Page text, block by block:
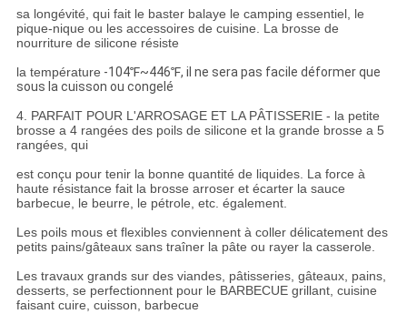
sa longévité, qui fait le baster balaye le camping essentiel, le
pique-nique ou les accessoires de cuisine. La brosse de
nourriture de silicone résiste
la température -104℉~446℉, il ne sera pas facile déformer que
sous la cuisson ou congelé
4. PARFAIT POUR L'ARROSAGE ET LA PÂTISSERIE - la petite
brosse a 4 rangées des poils de silicone et la grande brosse a 5
rangées, qui
est conçu pour tenir la bonne quantité de liquides. La force à
haute résistance fait la brosse arroser et écarter la sauce
barbecue, le beurre, le pétrole, etc. également.
Les poils mous et flexibles conviennent à coller délicatement des
petits pains/gâteaux sans traîner la pâte ou rayer la casserole.
Les travaux grands sur des viandes, pâtisseries, gâteaux, pains,
desserts, se perfectionnent pour le BARBECUE grillant, cuisine
faisant cuire, cuisson, barbecue